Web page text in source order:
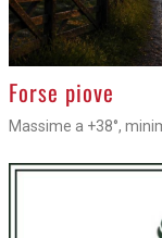
>
Forse piove
Massime a +38°,